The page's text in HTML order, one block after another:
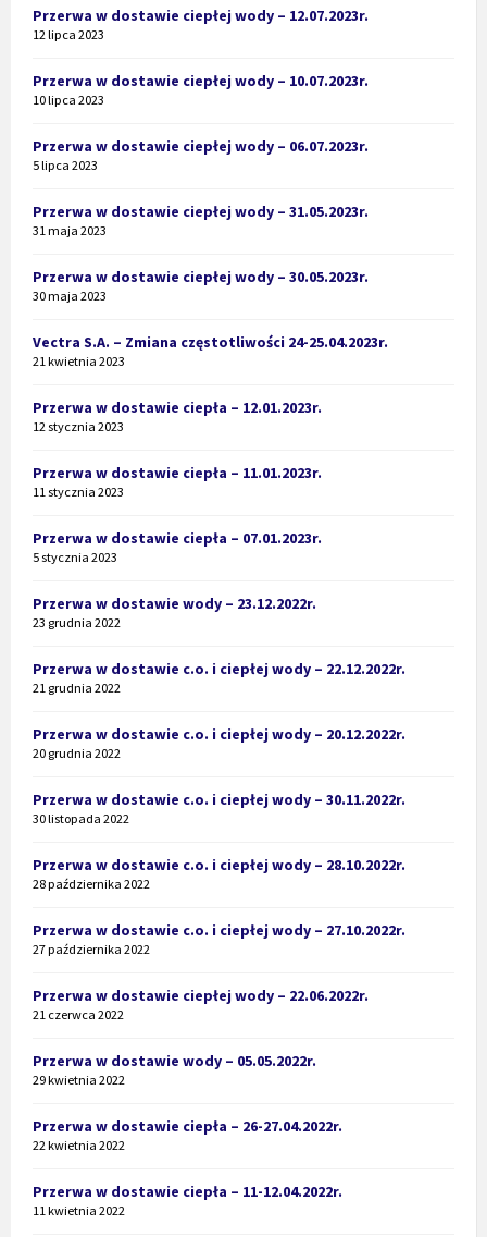
Przerwa w dostawie ciepłej wody – 12.07.2023r.
12 lipca 2023
Przerwa w dostawie ciepłej wody – 10.07.2023r.
10 lipca 2023
Przerwa w dostawie ciepłej wody – 06.07.2023r.
5 lipca 2023
Przerwa w dostawie ciepłej wody – 31.05.2023r.
31 maja 2023
Przerwa w dostawie ciepłej wody – 30.05.2023r.
30 maja 2023
Vectra S.A. – Zmiana częstotliwości 24-25.04.2023r.
21 kwietnia 2023
Przerwa w dostawie ciepła – 12.01.2023r.
12 stycznia 2023
Przerwa w dostawie ciepła – 11.01.2023r.
11 stycznia 2023
Przerwa w dostawie ciepła – 07.01.2023r.
5 stycznia 2023
Przerwa w dostawie wody – 23.12.2022r.
23 grudnia 2022
Przerwa w dostawie c.o. i ciepłej wody – 22.12.2022r.
21 grudnia 2022
Przerwa w dostawie c.o. i ciepłej wody – 20.12.2022r.
20 grudnia 2022
Przerwa w dostawie c.o. i ciepłej wody – 30.11.2022r.
30 listopada 2022
Przerwa w dostawie c.o. i ciepłej wody – 28.10.2022r.
28 października 2022
Przerwa w dostawie c.o. i ciepłej wody – 27.10.2022r.
27 października 2022
Przerwa w dostawie ciepłej wody – 22.06.2022r.
21 czerwca 2022
Przerwa w dostawie wody – 05.05.2022r.
29 kwietnia 2022
Przerwa w dostawie ciepła – 26-27.04.2022r.
22 kwietnia 2022
Przerwa w dostawie ciepła – 11-12.04.2022r.
11 kwietnia 2022